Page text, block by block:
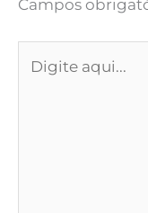
Campos
aqui...